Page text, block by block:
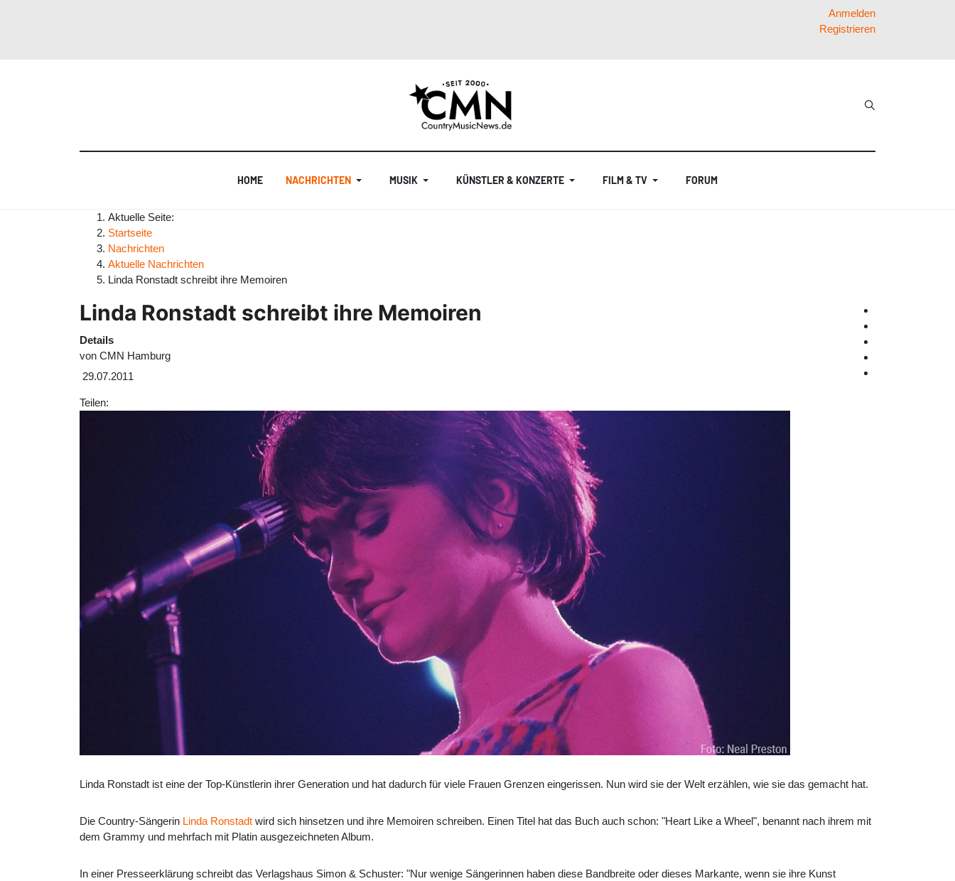
Anmelden
Registrieren
HOME NACHRICHTEN MUSIK KÜNSTLER & KONZERTE FILM & TV FORUM
Aktuelle Seite:
Startseite
Nachrichten
Aktuelle Nachrichten
Linda Ronstadt schreibt ihre Memoiren
Linda Ronstadt schreibt ihre Memoiren
Details
von CMN Hamburg
29.07.2011
Teilen:
Linda Ronstadt ist eine der Top-Künstlerin ihrer Generation und hat dadurch für viele Frauen Grenzen eingerissen. Nun wird sie der Welt erzählen, wie sie das gemacht hat.
Die Country-Sängerin Linda Ronstadt wird sich hinsetzen und ihre Memoiren schreiben. Einen Titel hat das Buch auch schon: "Heart Like a Wheel", benannt nach ihrem mit
dem Grammy und mehrfach mit Platin ausgezeichneten Album.
In einer Presseerklärung schreibt das Verlagshaus Simon & Schuster: "Nur wenige Sängerinnen haben diese Bandbreite oder dieses Markante, wenn sie ihre Kunst